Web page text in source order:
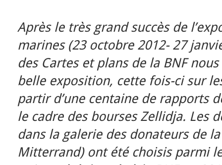
Après le très grand succès de
marines (23 octobre 2012- 27
des Cartes et plans de la BNF
belle exposition, cette fois-ci sur
partir d’une centaine de rapports
le cadre des bourses Zellidja. Les
dans la galerie des donateurs de
Mitterrand) ont été choisis parmi